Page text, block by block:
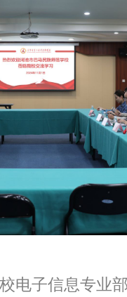
电子信息专业